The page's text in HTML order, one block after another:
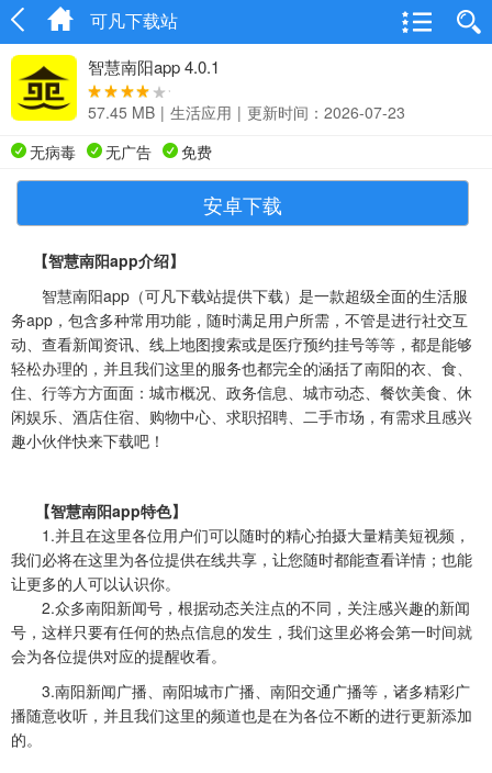
可凡下载站
智慧南阳app 4.0.1
57.45 MB | 生活应用 | 更新时间：2026-07-23
无病毒
无广告 免费
安卓下载
【智慧南阳app介绍】
智慧南阳app（可凡下载站提供下载）是一款超级全面的生活服
务app，包含多种常用功能，随时满足用户所需，不管是进行社交互
动、查看新闻资讯、线上地图搜索或是医疗预约挂号等等，都是能够
轻松办理的，并且我们这里的服务也都完全的涵括了南阳的衣、食、
住、行等方方面面：城市概况、政务信息、城市动态、餐饮美食、休
闲娱乐、酒店住宿、购物中心、求职招聘、二手市场，有需求且感兴
趣小伙伴快来下载吧！
【智慧南阳app特色】
1.并且在这里各位用户们可以随时的精心拍摄大量精美短视频，
我们必将在这里为各位提供在线共享，让您随时都能查看详情；也能
让更多的人可以认识你。
2.众多南阳新闻号，根据动态关注点的不同，关注感兴趣的新闻
号，这样只要有任何的热点信息的发生，我们这里必将会第一时间就
会为各位提供对应的提醒收看。
3.南阳新闻广播、南阳城市广播、南阳交通广播等，诸多精彩广
播随意收听，并且我们这里的频道也是在为各位不断的进行更新添加
的。